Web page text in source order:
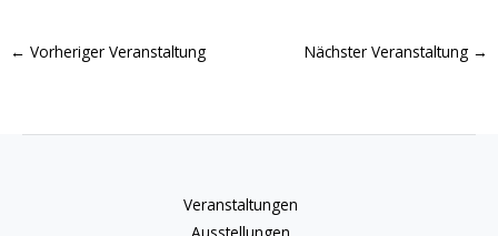
← Vorheriger Veranstaltung Nächster Veranstaltung →
Veranstaltungen